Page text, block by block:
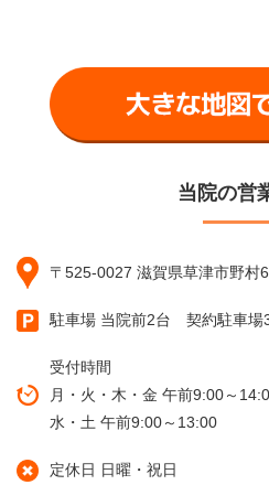
当院の営
〒525-0027 滋賀県草津市野村
駐車場 当院前2台 契約駐車場3
受付時間
月・火・木・金 午前9:00～
水・土 午前9:00～13:00
定休日 日曜・祝日